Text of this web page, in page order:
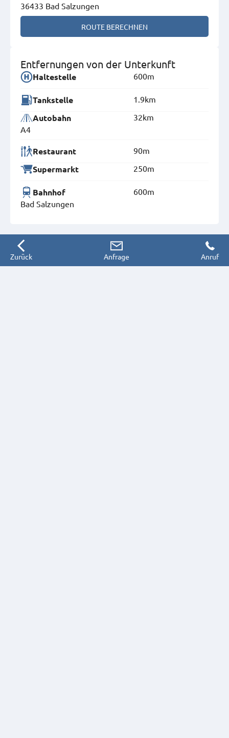
36433 Bad Salzungen
ROUTE BERECHNEN
Entfernungen von der Unterkunft
Haltestelle 600m
Tankstelle 1.9km
Autobahn
A4
32km
Restaurant 90m
Supermarkt 250m
Bahnhof
Bad Salzungen
600m
Zurück Anfrage Anruf